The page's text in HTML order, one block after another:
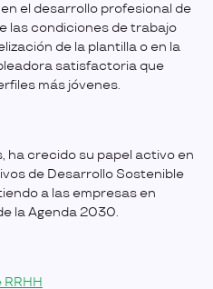
el desarrollo profesional de
las condiciones de trabajo
de la plantilla o en la
satisfactoria que
más jóvenes.
ha crecido su papel activo en
de Desarrollo Sostenible
a las empresas en
la Agenda 2030.